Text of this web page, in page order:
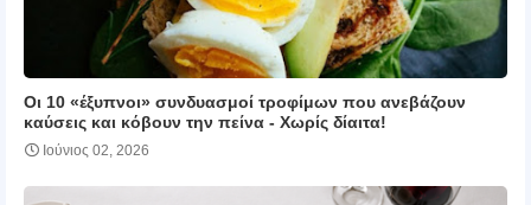
Οι 10 «έξυπνοι» συνδυασμοί τροφίμων που ανεβάζουν
καύσεις και κόβουν την πείνα ‑ Χωρίς δίαιτα!
Ιούνιος 02, 2026